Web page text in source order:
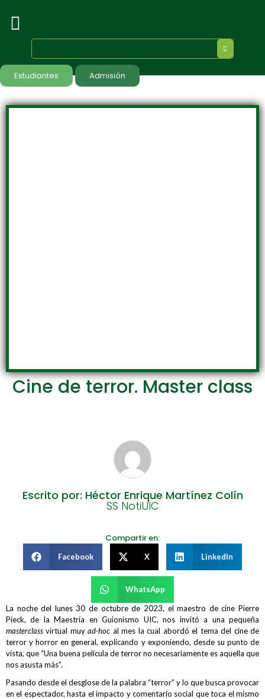
Estudiantes Admisión
Cine de terror. Master class
Escrito por: Héctor Enrique Martínez Colín
SS NotiUIC
Compartir en:
Facebook X LinkedIn
WhatsApp
La noche del lunes 30 de octubre de 2023, el maestro de cine Pierre
Pieck, de la Maestría en Guionismo UIC, nos invitó a una pequeña
masterclass virtual muyad-hoc al mes la cual abordó el tema del cine de
terror y horror en general, explicando y exponiendo, desde su punto de
vista, que “Una buena película de terror no necesariamente es aquella que
nos asusta más”.
Pasando desde el desglose de la palabra “terror” y lo que busca provocar
en el espectador, hasta el impacto y comentario social que toca el mismo